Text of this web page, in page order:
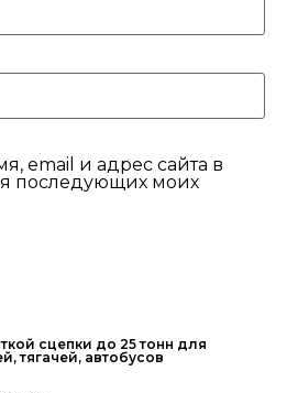
email и адрес сайта в
последующих моих
сцепки до 25 тонн для
тягачей, автобусов